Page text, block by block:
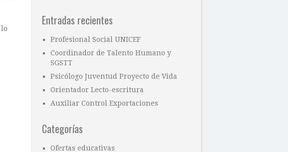
Entradas recientes
Profesional Social UNICEF
Coordinador de Talento Humano y
SGSTT
Psicólogo Juventud Proyecto de Vida
Orientador Lecto-escritura
Auxiliar Control Exportaciones
Categorías
Ofertas educativas